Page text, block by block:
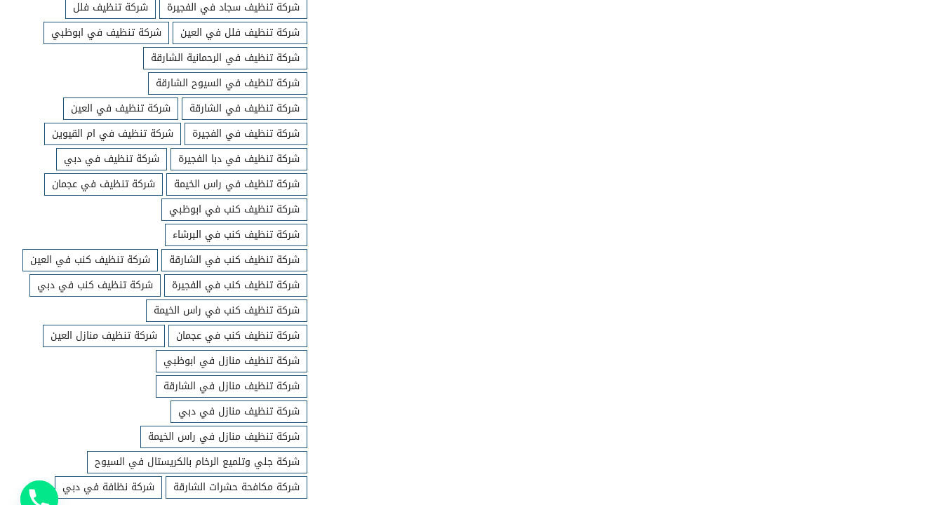
شركة تنظيف سجاد في الفجيرة
شركة تنظيف فلل
شركة تنظيف فلل في العين
شركة تنظيف في ابوظبي
شركة تنظيف في الرحمانية الشارقة
شركة تنظيف في السيوح الشارقة
شركة تنظيف في الشارقة
شركة تنظيف في العين
شركة تنظيف في الفجيرة
شركة تنظيف في ام القيوين
شركة تنظيف في دبا الفجيرة
شركة تنظيف في دبي
شركة تنظيف في راس الخيمة
شركة تنظيف في عجمان
شركة تنظيف كنب في ابوظبي
شركة تنظيف كنب في البرشاء
شركة تنظيف كنب في الشارقة
شركة تنظيف كنب في العين
شركة تنظيف كنب في الفجيرة
شركة تنظيف كنب في دبي
شركة تنظيف كنب في راس الخيمة
شركة تنظيف كنب في عجمان
شركة تنظيف منازل العين
شركة تنظيف منازل في ابوظبي
شركة تنظيف منازل في الشارقة
شركة تنظيف منازل في دبي
شركة تنظيف منازل في راس الخيمة
شركة جلي وتلميع الرخام بالكريستال في السيوح
شركة مكافحة حشرات الشارقة
شركة نظافة في دبي